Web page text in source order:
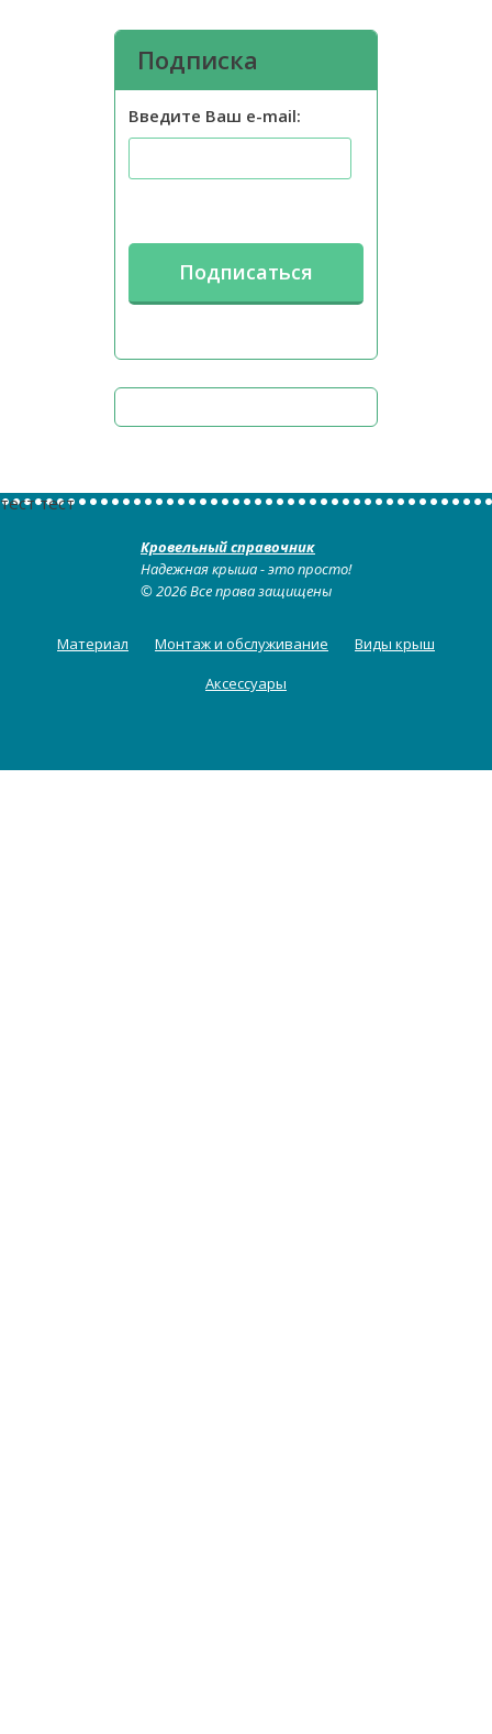
Подписка
Введите Ваш e-mail:
тест тест
Кровельный справочник
Надежная крыша - это просто!
© 2026 Все права защищены
Материал Монтаж и обслуживание
Виды крыш
Аксессуары